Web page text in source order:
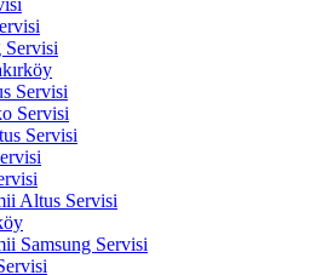
Servisi
Servisi
Servisi
Servisi
Altus Servisi
Samsung Servisi